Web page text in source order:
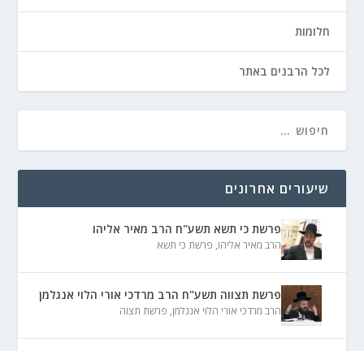
חלומות
לכל הרבנים באתר
שיעורים אחרונים
פרשת כי תשא תשע"ח הרב מאיר אליהו
הרב מאיר אליהו, פרשת כי תשא
פרשת תצווה תשע"ח הרב מרדכי אורי הלוי אנגלמן
הרב מרדכי אורי הלוי אנגלמן, פרשת תצוה